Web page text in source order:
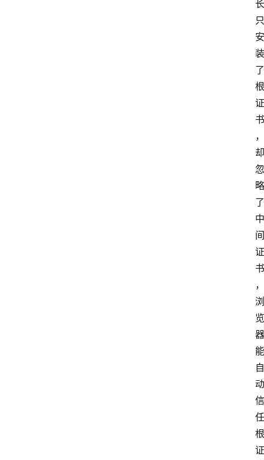
长
只
安
装
了
根
证
书
，
却
忽
略
了
中
间
证
书
，
浏
览
器
能
自
动
信
任
根
证